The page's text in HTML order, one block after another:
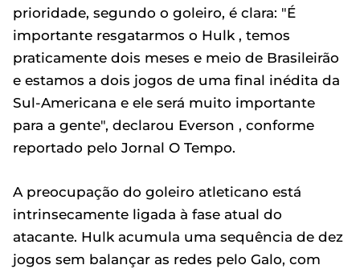
prioridade, segundo o goleiro, é clara: "É
importante resgatarmos o Hulk , temos
praticamente dois meses e meio de Brasileirão
e estamos a dois jogos de uma final inédita da
Sul-Americana e ele será muito importante
para a gente", declarou Everson , conforme
reportado pelo Jornal O Tempo.
A preocupação do goleiro atleticano está
intrinsecamente ligada à fase atual do
atacante. Hulk acumula uma sequência de dez
jogos sem balançar as redes pelo Galo, com